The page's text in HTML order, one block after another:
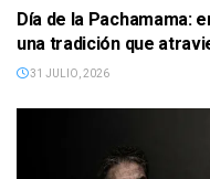
Día de la Pachamama:
una tradición que
31 JULIO, 2026